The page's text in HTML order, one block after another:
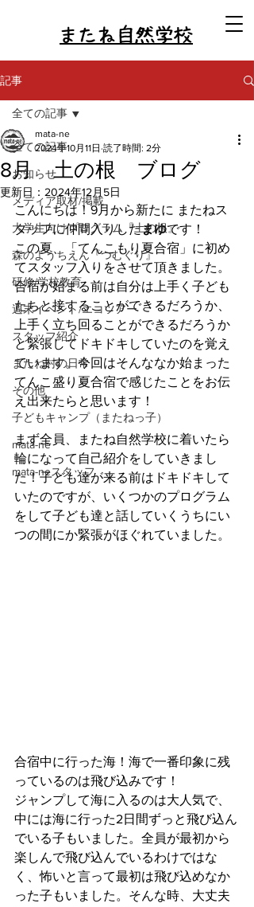
またね自然学校
記事
全ての記事
お知らせ
メディア取材/掲載
大学生向けプログラム『土の根』
森のようちえん『つむぐり』
研修/学校教育
週末イベント/エコツアー
スタッフ紹介
またね村の日常
その他
子どもキャンプ（またねっ子）
mata-ne
mata-neスタッフ
全ての記事
8月 土の根 ブログ
mata-ne
2024年10月11日 読了時間: 2分
更新日： 2024年12月5日
こんにちは！9月から新たに またねス
タッフに仲間入りしたまゆです！
この夏、「てんこもり夏合宿」に初め
てスタッフ入りをさせて頂きました。
合宿が始まる前は自分は上手く子ども
たちと接することができるだろうか、
上手く立ち回ることができるだろうか
と緊張してドキドキしていたのを覚え
ています。今回はそんななか始まった
てんこ盛り夏合宿で感じたことをお伝
え出来たらと思います！
まず全員、またね自然学校に着いたら
輪になって自己紹介をしていきまし
た！子ども達が来る前はドキドキして
いたのですが、いくつかのプログラム
をして子ども達と話していくうちにい
つの間にか緊張がほぐれていました。
合宿中に行った海！海で一番印象に残
っているのは飛び込みです！
ジャンプして海に入るのは大人気で、
中には海に行った2日間ずっと飛び込ん
でいる子もいました。全員が最初から
楽しんで飛び込んでいるわけではな
く、怖いと言って最初は飛び込めなか
った子もいました。そんな時、大丈夫